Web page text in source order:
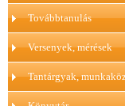
Továbbtanulás
Versenyek, mérések
Tantárgyak,